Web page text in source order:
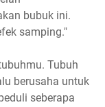
bubuk ini.
samping."
Tubuh
berusaha untuk
seberapa